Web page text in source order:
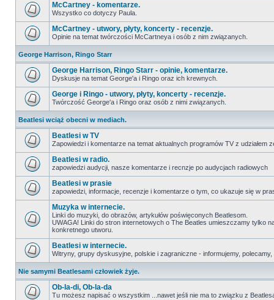
McCartney - komentarze.
Wszystko co dotyczy Paula.
McCartney - utwory, płyty, koncerty - recenzje.
Opinie na temat twórczości McCartneya i osób z nim związanych.
George Harrison, Ringo Starr
George Harrison, Ringo Starr - opinie, komentarze.
Dyskusje na temat George'a i Ringo oraz ich krewnych.
George i Ringo - utwory, płyty, koncerty - recenzje.
Twórczość George'a i Ringo oraz osób z nimi związanych.
Beatlesi wciąż obecni w mediach.
Beatlesi w TV
Zapowiedzi i komentarze na temat aktualnych programów TV z udziałem
Beatlesi w radio.
zapowiedzi audycji, nasze komentarze i recnzje po audycjach radiowych
Beatlesi w prasie
zapowiedzi, informacje, recenzje i komentarze o tym, co ukazuje się w
Muzyka w internecie.
Linki do muzyki, do obrazów, artykułów poświęconych Beatlesom.
UWAGA! Linki do stron internetowych o The Beatles umieszczamy tylko
konkretnego utworu.
Beatlesi w internecie.
Witryny, grupy dyskusyjne, polskie i zagraniczne - informujemy, polecamy,
Nie samymi Beatlesami człowiek żyje.
Ob-la-di, Ob-la-da
Tu możesz napisać o wszystkim ...nawet jeśli nie ma to związku z